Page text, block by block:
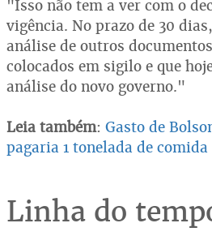
"Isso não tem a ver com o
vigência. No prazo de 30
análise de outros
colocados em sigilo e que
análise do novo governo."
Leia também: Gasto de
pagaria 1 tonelada de comida
Linha do